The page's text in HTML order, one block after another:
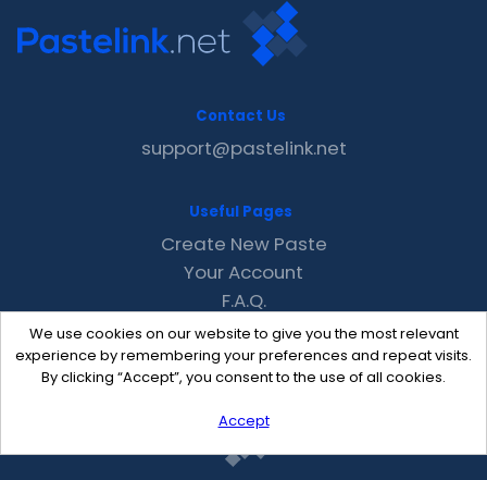
We use cookies on our website to give you the most relevant
experience by remembering your preferences and repeat visits.
By clicking “Accept”, you consent to the use of all cookies.
Accept
Contact Us
support@pastelink.net
Useful Pages
Create New Paste
Your Account
F.A.Q.
Recent
Contact